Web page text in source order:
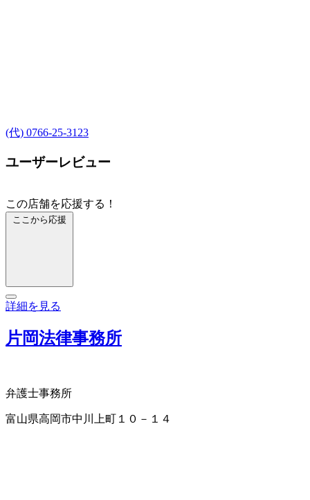
(代) 0766-25-3123
ユーザーレビュー
この店舗を応援する！
ここから応援
詳細を見る
片岡法律事務所
弁護士事務所
富山県高岡市中川上町１０－１４